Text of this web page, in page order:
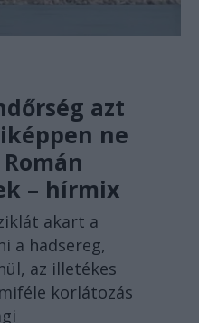
azt
ne
– hírmix
akart a
a hadsereg,
az illetékes
korlátozás